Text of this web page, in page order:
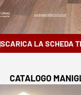
SCARICA LA SCHEDA
CATALOGO